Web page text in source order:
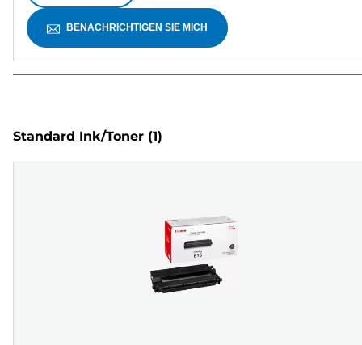
BENACHRICHTIGEN SIE MICH
Standard Ink/Toner (1)